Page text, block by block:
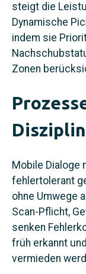
steigt die
Dynamische
indem sie
Zonen
Mobile Dialoge
fehlertolerant
ohne Umwege
Scan-Pflicht,
senken
früh erkannt
vermieden